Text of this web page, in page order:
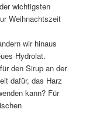
wichtigsten
Weihnachtszeit
wir hinaus
Hydrolat.
den Sirup an der
dafür, das Harz
kann? Für